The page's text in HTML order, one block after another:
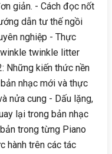
giản. - Cách đọc nốt
dẫn tư thế ngồi
nghiệp - Thực
twinkle litter
Những kiến thức nền
nhạc mới và thực
nửa cung - Dấu lặng,
lại trong bản nhạc
trong từng Piano
hành trên các tác